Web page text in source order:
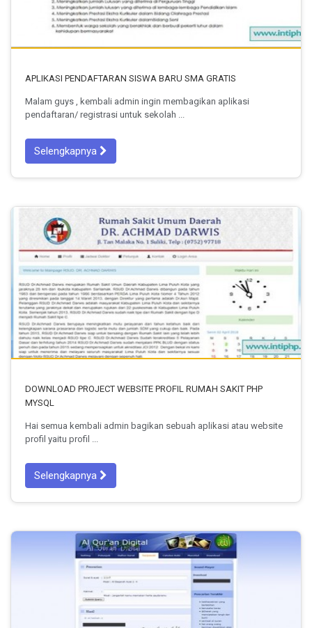
APLIKASI PENDAFTARAN SISWA BARU SMA GRATIS
Malam guys , kembali admin ingin membagikan aplikasi
pendaftaran/ registrasi untuk sekolah ...
Selengkapnya
DOWNLOAD PROJECT WEBSITE PROFIL RUMAH SAKIT PHP
MYSQL
Hai semua kembali admin bagikan sebuah aplikasi atau website
profil yaitu profil ...
Selengkapnya